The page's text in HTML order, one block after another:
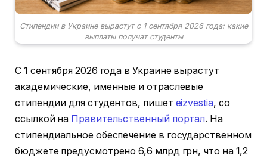
Стипендии в Украине вырастут с 1 сентября 2026 года: какие
выплаты получат студенты
С 1 сентября 2026 года в Украине вырастут
академические, именные и отраслевые
стипендии для студентов, пишет eizvestia, со
ссылкой на Правительственный портал. На
стипендиальное обеспечение в государственном
бюджете предусмотрено 6,6 млрд грн, что на 1,2